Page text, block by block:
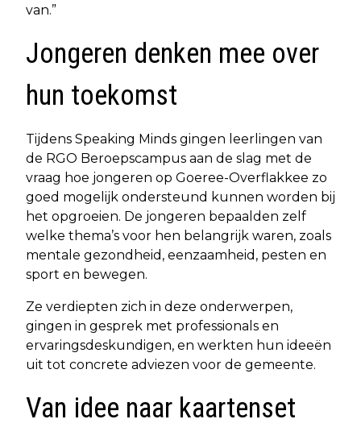
van.”
Jongeren denken mee over
hun toekomst
Tijdens Speaking Minds gingen leerlingen van
de RGO Beroepscampus aan de slag met de
vraag hoe jongeren op Goeree-Overflakkee zo
goed mogelijk ondersteund kunnen worden bij
het opgroeien. De jongeren bepaalden zelf
welke thema’s voor hen belangrijk waren, zoals
mentale gezondheid, eenzaamheid, pesten en
sport en bewegen.
Ze verdiepten zich in deze onderwerpen,
gingen in gesprek met professionals en
ervaringsdeskundigen, en werkten hun ideeën
uit tot concrete adviezen voor de gemeente.
Van idee naar kaartenset